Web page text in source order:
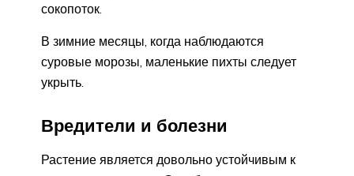
сокопоток.
В зимние месяцы, когда наблюдаются
суровые морозы, маленькие пихты следует
укрыть.
Вредители и болезни
Растение является довольно устойчивым к